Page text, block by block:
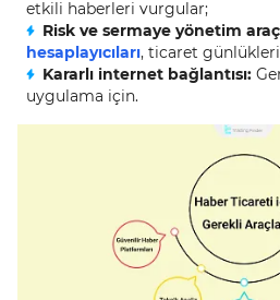
etkili haberleri vurgular;
Risk ve sermaye yönetim
hesaplayıcıları, ticaret
Kararlı internet bağlantısı:
uygulama için.